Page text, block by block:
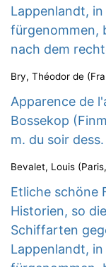
Lappenlandt,
fürgenommen,
nach dem
Bry, Théodor de (
Apparence de
Bossekop
m. du soir
Bevalet, Louis (Paris,
Etliche schöne
Historien, so
Schiffarten
Lappenlandt,